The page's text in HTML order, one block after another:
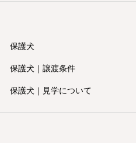
保護犬
保護犬｜譲渡条件
保護犬｜見学について